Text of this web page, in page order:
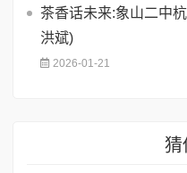
茶香话未来:象山二中
洪斌)
2026-01-21
猜